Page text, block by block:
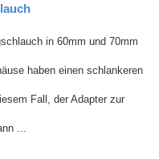
in 60mm und 70mm
haben einen schlankeren
Fall, der Adapter zur
...